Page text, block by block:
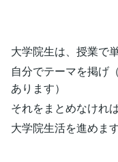
大学院生は、授業で
自分でテーマを掲げ
あります）
それをまとめなけれ
大学院生活を進めます